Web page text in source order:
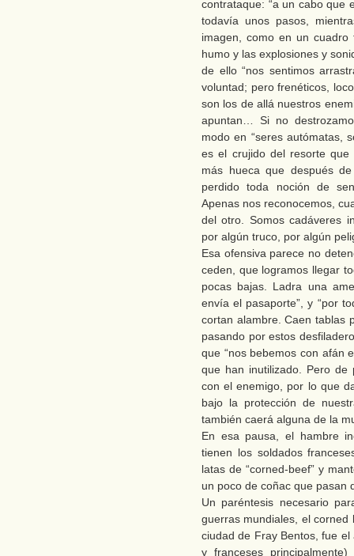
contrataque: “a un cabo que
todavía unos pasos,
imagen, como en un
humo y las explosiones y
de ello “nos sentimos
voluntad; pero frenéticos,
son los de allá nuestros
apuntan… Si no
modo en “seres autómatas,
es el crujido del resorte que
más hueca que después
perdido toda noción de
Apenas nos reconocemos,
del otro. Somos cadáveres
por algún truco, por algún
Esa ofensiva parece no
ceden, que logramos llegar
pocas bajas. Ladra una
envía el pasaporte”, y “por
cortan alambre. Caen tablas
pasando por estos
que “nos bebemos con afán
que han inutilizado. Pero de
con el enemigo, por lo que
bajo la protección de
también caerá alguna de la
En esa pausa, el hambre
tienen los soldados
latas de “corned-beef” y
un poco de coñac que pasan
Un paréntesis necesario
guerras mundiales, el
ciudad de Fray Bentos, fue
y franceses